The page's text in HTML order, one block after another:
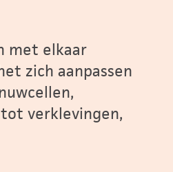
met elkaar
zich aanpassen
verklevingen,